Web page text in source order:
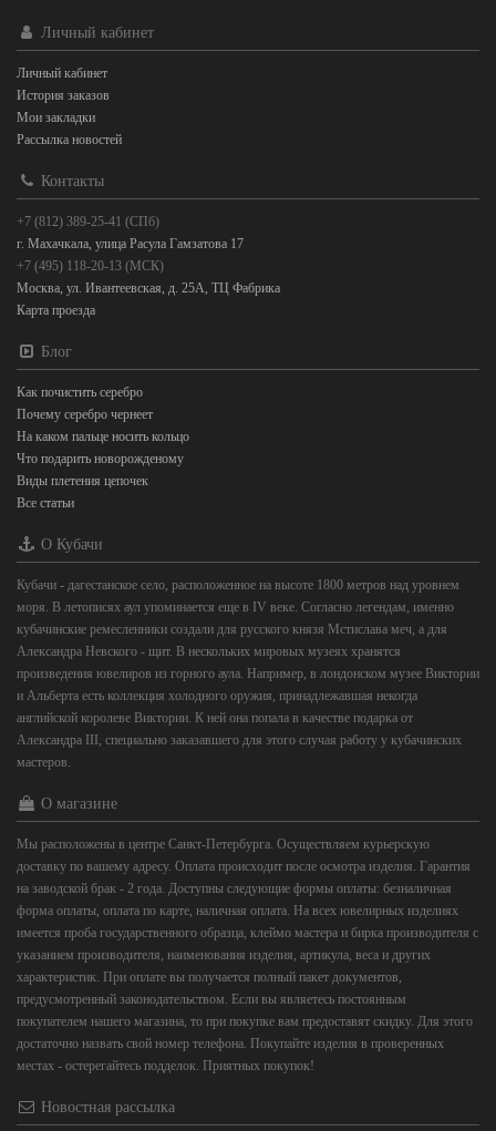
Личный кабинет
Личный кабинет
История заказов
Мои закладки
Рассылка новостей
Контакты
+7 (812) 389-25-41 (СПб)
г. Махачкала, улица Расула Гамзатова 17
+7 (495) 118-20-13 (МСК)
Москва, ул. Ивантеевская, д. 25А, ТЦ Фабрика
Карта проезда
Блог
Как почистить серебро
Почему серебро чернеет
На каком пальце носить кольцо
Что подарить новорожденому
Виды плетения цепочек
Все статьи
О Кубачи
Кубачи - дагестанское село, расположенное на высоте 1800 метров над уровнем
моря. В летописях аул упоминается еще в IV веке. Согласно легендам, именно
кубачинские ремесленники создали для русского князя Мстислава меч, а для
Александра Невского - щит. В нескольких мировых музеях хранятся
произведения ювелиров из горного аула. Например, в лондонском музее Виктории
и Альберта есть коллекция холодного оружия, принадлежавшая некогда
английской королеве Виктории. К ней она попала в качестве подарка от
Александра III, специально заказавшего для этого случая работу у кубачинских
мастеров.
О магазине
Мы расположены в центре Санкт-Петербурга. Осуществляем курьерскую
доставку по вашему адресу. Оплата происходит после осмотра изделия. Гарантия
на заводской брак - 2 года. Доступны следующие формы оплаты: безналичная
форма оплаты, оплата по карте, наличная оплата. На всех ювелирных изделиях
имеется проба государственного образца, клеймо мастера и бирка производителя с
указанием производителя, наименования изделия, артикула, веса и других
характеристик. При оплате вы получается полный пакет документов,
предусмотренный законодательством. Если вы являетесь постоянным
покупателем нашего магазина, то при покупке вам предоставят скидку. Для этого
достаточно назвать свой номер телефона. Покупайте изделия в проверенных
местах - остерегайтесь подделок. Приятных покупок!
Новостная рассылка